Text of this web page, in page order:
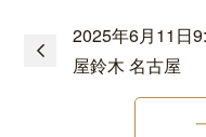
2025年6月11日
屋鈴木 名古屋